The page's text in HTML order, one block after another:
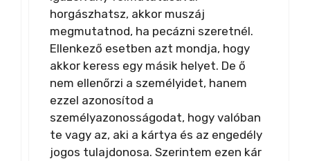
horgászhatsz, akkor muszáj
megmutatnod, ha pecázni szeretnél.
Ellenkező esetben azt mondja, hogy
akkor keress egy másik helyet. De ő
nem ellenőrzi a személyidet, hanem
ezzel azonosítod a
személyazonosságodat, hogy valóban
te vagy az, aki a kártya és az engedély
jogos tulajdonosa. Szerintem ezen kár